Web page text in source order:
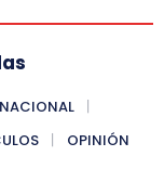
OPINIÓN